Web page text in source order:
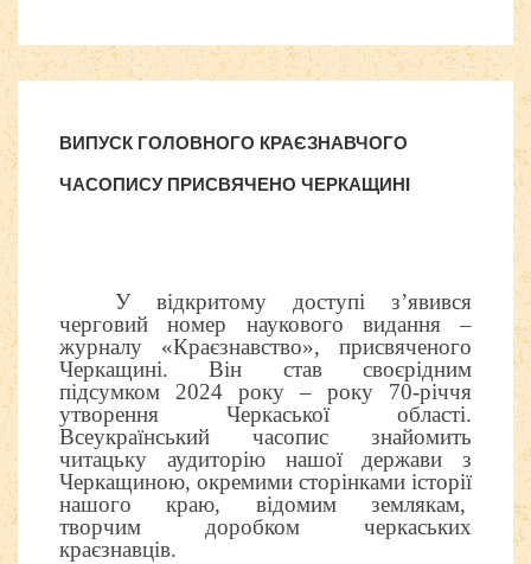
ВИПУСК ГОЛОВНОГО КРАЄЗНАВЧОГО
ЧАСОПИСУ ПРИСВЯЧЕНО ЧЕРКАЩИНІ
У відкритому доступі з’явився
черговий номер наукового видання –
журналу «Краєзнавство», присвяченого
Черкащині. Він став своєрідним
підсумком 2024 року – року 70-річчя
утворення Черкаської області.
Всеукраїнський часопис знайомить
читацьку аудиторію нашої держави з
Черкащиною, окремими сторінками історії
нашого краю, відомим землякам,
творчим доробком черкаських
краєзнавців.